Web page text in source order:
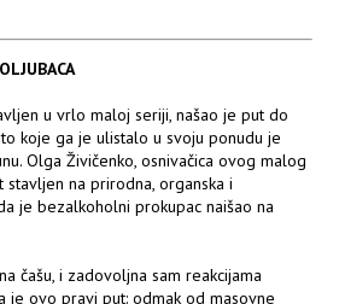
u vrlo maloj seriji, našao je put do
koje ga je ulistalo u svoju ponudu je
Olga Živičenko, osnivačica ovog malog
na prirodna, organska i
je bezalkoholni prokupac naišao na
čašu, i zadovoljna sam reakcijama
je ovo pravi put: odmak od masovne